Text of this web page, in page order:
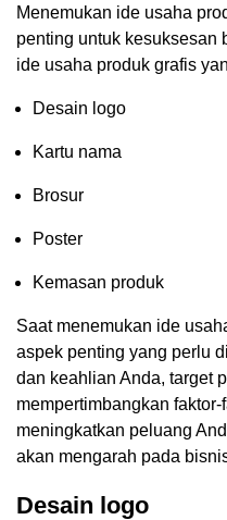
Menemukan ide usaha
penting untuk kesuksesan
ide usaha produk grafis
Desain logo
Kartu nama
Brosur
Poster
Kemasan produk
Saat menemukan ide
aspek penting yang perlu
dan keahlian Anda, target
mempertimbangkan
meningkatkan peluang
akan mengarah pada
Desain logo